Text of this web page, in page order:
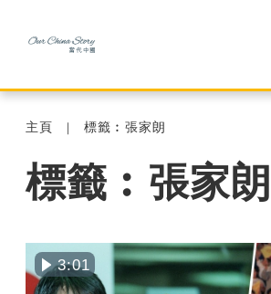
主頁 標籤︰張家朗
標籤︰張家朗
3:01